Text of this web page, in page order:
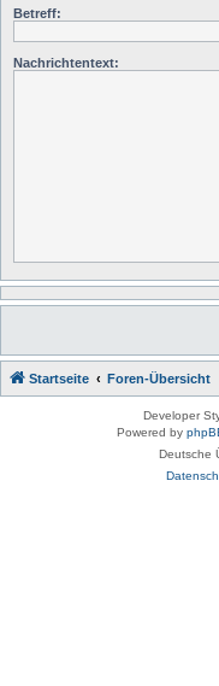
Betreff:
Nachrichtentext:
Startseite Foren-Übersicht
Developer
Powered by
Deutsche